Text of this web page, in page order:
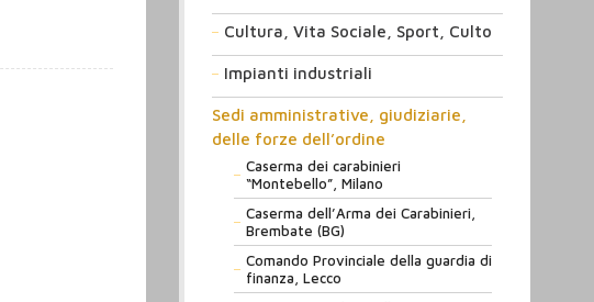
Cultura, Vita Sociale, Sport, Culto
Impianti industriali
Sedi amministrative, giudiziarie,
delle forze dell’ordine
Caserma dei carabinieri
“Montebello”, Milano
Caserma dell’Arma dei Carabinieri,
Brembate (BG)
Comando Provinciale della guardia di
finanza, Lecco